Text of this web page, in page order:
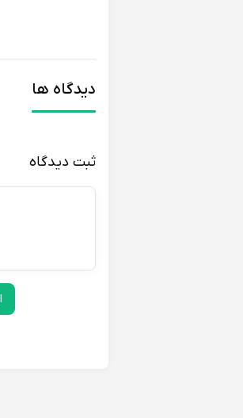
* قیمت مناسب
اکسسوری شیک و
لای، برف و
دیدگاه ها
ثبت دیدگاه